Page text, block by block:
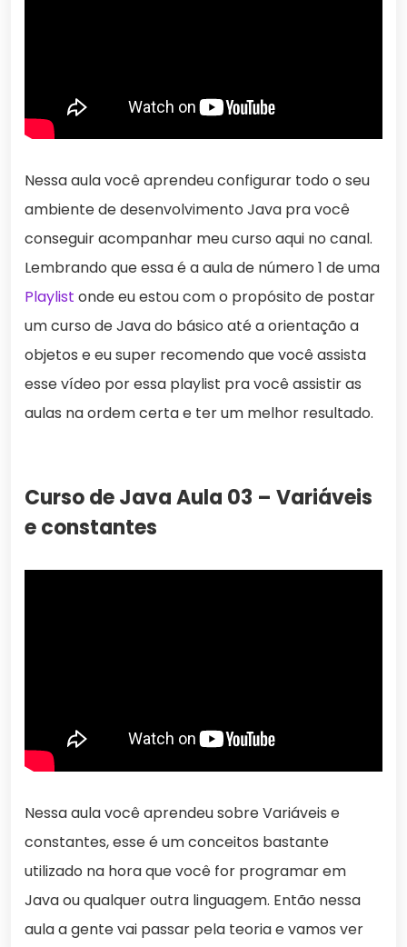
Nessa aula você aprendeu configurar todo o seu
ambiente de desenvolvimento Java pra você
conseguir acompanhar meu curso aqui no canal.
Lembrando que essa é a aula de número 1 de uma
Playlist onde eu estou com o propósito de postar
um curso de Java do básico até a orientação a
objetos e eu super recomendo que você assista
esse vídeo por essa playlist pra você assistir as
aulas na ordem certa e ter um melhor resultado.
Curso de Java Aula 03 – Variáveis
e constantes
Nessa aula você aprendeu sobre Variáveis e
constantes, esse é um conceitos bastante
utilizado na hora que você for programar em
Java ou qualquer outra linguagem. Então nessa
aula a gente vai passar pela teoria e vamos ver